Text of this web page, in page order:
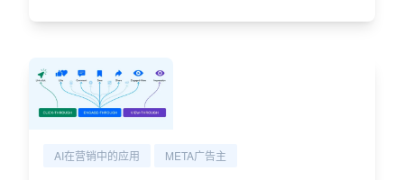
AI在营销中的应用 META广告主